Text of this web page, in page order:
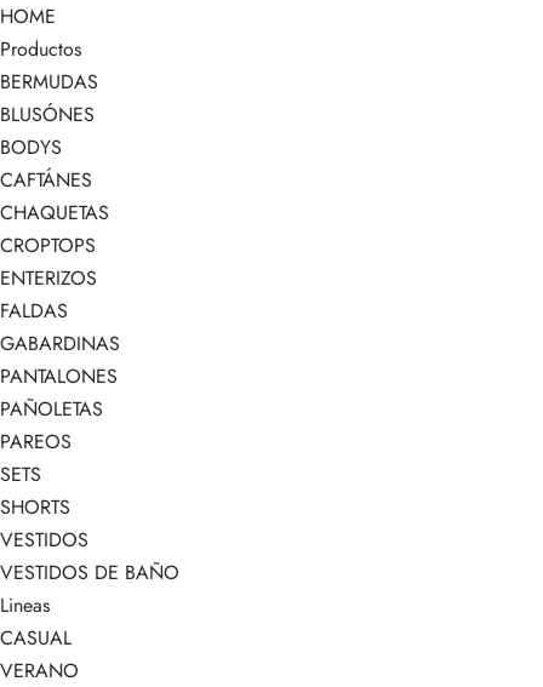
HOME
Productos
BERMUDAS
BLUSÓNES
BODYS
CAFTÁNES
CHAQUETAS
CROPTOPS
ENTERIZOS
FALDAS
GABARDINAS
PANTALONES
PAÑOLETAS
PAREOS
SETS
SHORTS
VESTIDOS
VESTIDOS DE BAÑO
Lineas
CASUAL
VERANO